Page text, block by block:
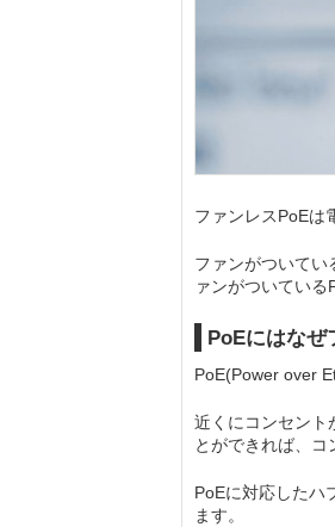
ファンレスPoEは
ファンがついてい
ァンがついてい
PoEにはなぜ
PoE(Power over
近くにコンセント
とができれば、コ
PoEに対応したハ
ます。